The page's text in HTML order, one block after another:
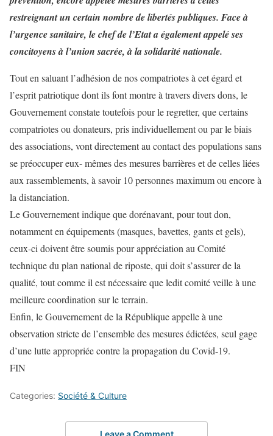
restreignant un certain nombre de libertés publiques. Face à
l’urgence sanitaire, le chef de l’Etat a également appelé ses
concitoyens à l’union sacrée, à la solidarité nationale.
Tout en saluant l’adhésion de nos compatriotes à cet égard et
l’esprit patriotique dont ils font montre à travers divers dons, le
Gouvernement constate toutefois pour le regretter, que certains
compatriotes ou donateurs, pris individuellement ou par le biais
des associations, vont directement au contact des populations sans
se préoccuper eux- mêmes des mesures barrières et de celles liées
aux rassemblements, à savoir 10 personnes maximum ou encore à
la distanciation.
Le Gouvernement indique que dorénavant, pour tout don,
notamment en équipements (masques, bavettes, gants et gels),
ceux-ci doivent être soumis pour appréciation au Comité
technique du plan national de riposte, qui doit s’assurer de la
qualité, tout comme il est nécessaire que ledit comité veille à une
meilleure coordination sur le terrain.
Enfin, le Gouvernement de la République appelle à une
observation stricte de l’ensemble des mesures édictées, seul gage
d’une lutte appropriée contre la propagation du Covid-19.
FIN
Categories: Société & Culture
Leave a Comment